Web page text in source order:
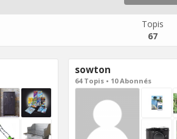
Topis
67
sowton
64 Topis • 10 Abonnés